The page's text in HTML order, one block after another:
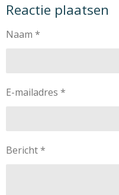
e
n
l
r
e
e
n
Reactie plaatsen
Naam *
E-mailadres *
Bericht *